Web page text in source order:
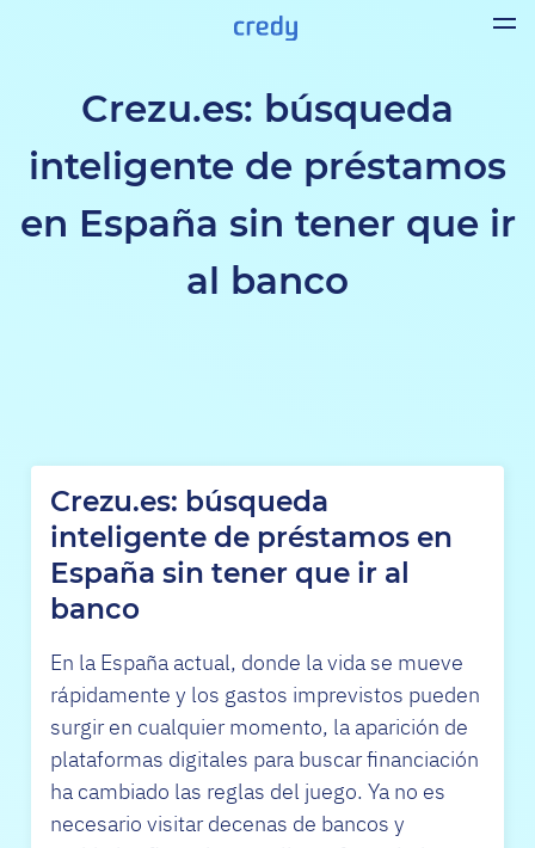
Crezu.es: búsqueda
inteligente de préstamos
en España sin tener que ir
al banco
Crezu.es: búsqueda
inteligente de préstamos en
España sin tener que ir al
banco
En la España actual, donde la vida se mueve
rápidamente y los gastos imprevistos pueden
surgir en cualquier momento, la aparición de
plataformas digitales para buscar financiación
ha cambiado las reglas del juego. Ya no es
necesario visitar decenas de bancos y